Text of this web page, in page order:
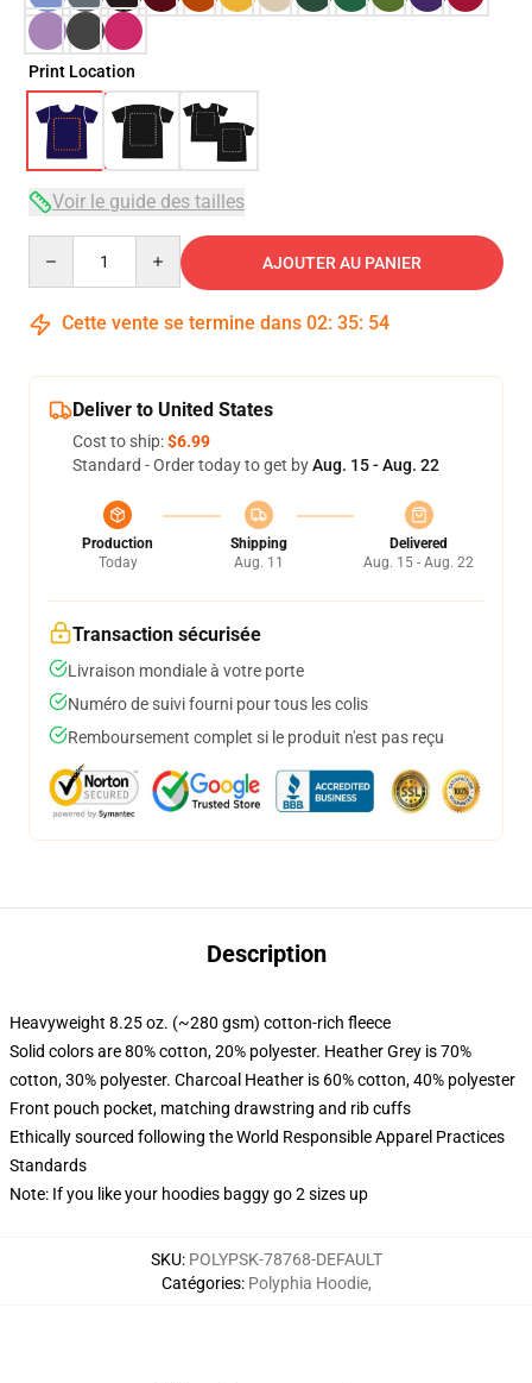
Print Location
Voir le guide des tailles
AJOUTER AU PANIER
Cette vente se termine dans 02: 35: 54
Deliver to United States
Cost to ship:$6.99
Standard - Order today to get byAug. 15 - Aug. 22
Production
Today
Shipping
Aug. 11
Delivered
Aug. 15 - Aug. 22
Transaction sécurisée
Livraison mondiale à votre porte
Numéro de suivi fourni pour tous les colis
Remboursement complet si le produit n'est pas reçu
Description
Heavyweight 8.25 oz. (~280 gsm) cotton-rich fleece
Solid colors are 80% cotton, 20% polyester. Heather Grey is 70%
cotton, 30% polyester. Charcoal Heather is 60% cotton, 40% polyester
Front pouch pocket, matching drawstring and rib cuffs
Ethically sourced following the World Responsible Apparel Practices
Standards
Note: If you like your hoodies baggy go 2 sizes up
SKU: POLYPSK-78768-DEFAULT
Catégories: Polyphia Hoodie,